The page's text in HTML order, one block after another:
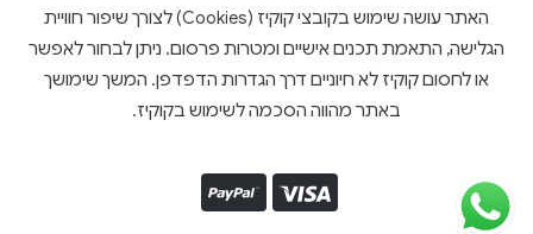
האתר עושה שימוש בקובצי קוקיז (Cookies) לצורך שיפור חוויית
הגלישה, התאמת תכנים אישיים ומטרות פרסום. ניתן לבחור לאפשר
או לחסום קוקיז לא חיוניים דרך הגדרות הדפדפן. המשך שימושך
באתר מהווה הסכמה לשימוש בקוקיז.